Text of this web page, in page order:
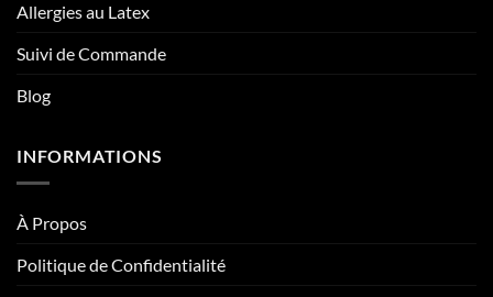
Allergies au Latex
Suivi de Commande
Blog
INFORMATIONS
À Propos
Politique de Confidentialité